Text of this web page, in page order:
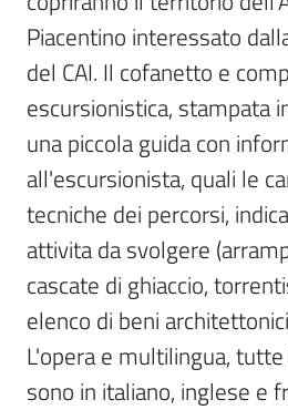
Archivio
cartografico
Seguici
su
Piacentino interessato
del CAI. Il cofanetto e
escursionistica, stampata
una piccola guida con
all'escursionista, quali le
tecniche dei percorsi,
attivita da svolgere
cascate di ghiaccio,
elenco di beni
L'opera e multilingua,
sono in italiano, inglese e